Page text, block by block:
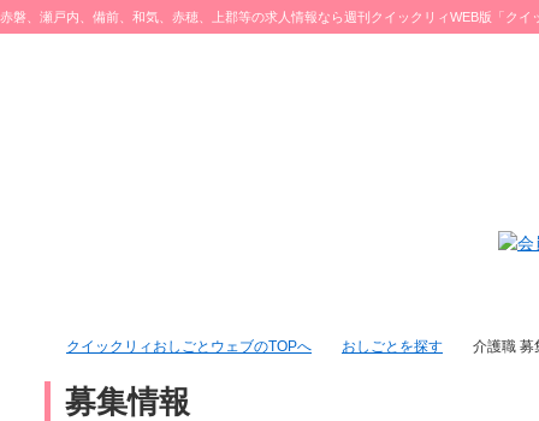
赤磐、瀬戸内、備前、和気、赤穂、上郡等の求人情報なら週刊クイックリィWEB版「クイ
クイックリィおしごとウェブのTOPへ おしごとを探す 介護職 募
募集情報